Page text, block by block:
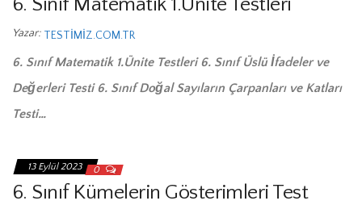
Yazar: TESTIMIZ.COM.TR
6. Sınıf Matematik 1.Ünite Testleri 6. Sınıf Üslü İfadeler ve
Değerleri Testi 6. Sınıf Doğal Sayıların Çarpanları ve Katları
Testi…
13 Eylül 2023 0
6. Sınıf Kümelerin Gösterimleri Test